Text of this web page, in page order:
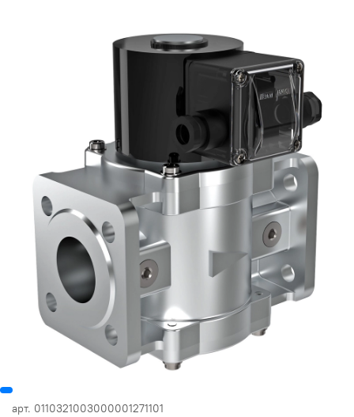
арт. 0110321003000001271101